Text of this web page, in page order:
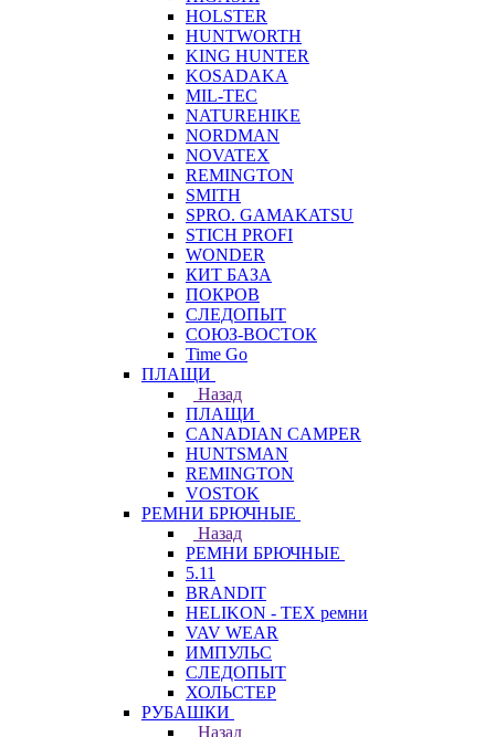
HOLSTER
HUNTWORTH
KING HUNTER
KOSADAKA
MIL-TEC
NATUREHIKE
NORDMAN
NOVATEX
REMINGTON
SMITH
SPRO. GAMAKATSU
STICH PROFI
WONDER
КИТ БАЗА
ПОКРОВ
СЛЕДОПЫТ
СОЮЗ-ВОСТОК
Time Go
ПЛАЩИ
Назад
ПЛАЩИ
CANADIAN CAMPER
HUNTSMAN
REMINGTON
VOSTOK
РЕМНИ БРЮЧНЫЕ
Назад
РЕМНИ БРЮЧНЫЕ
5.11
BRANDIT
HELIKON - TEX ремни
VAV WEAR
ИМПУЛЬС
СЛЕДОПЫТ
ХОЛЬСТЕР
РУБАШКИ
Назад